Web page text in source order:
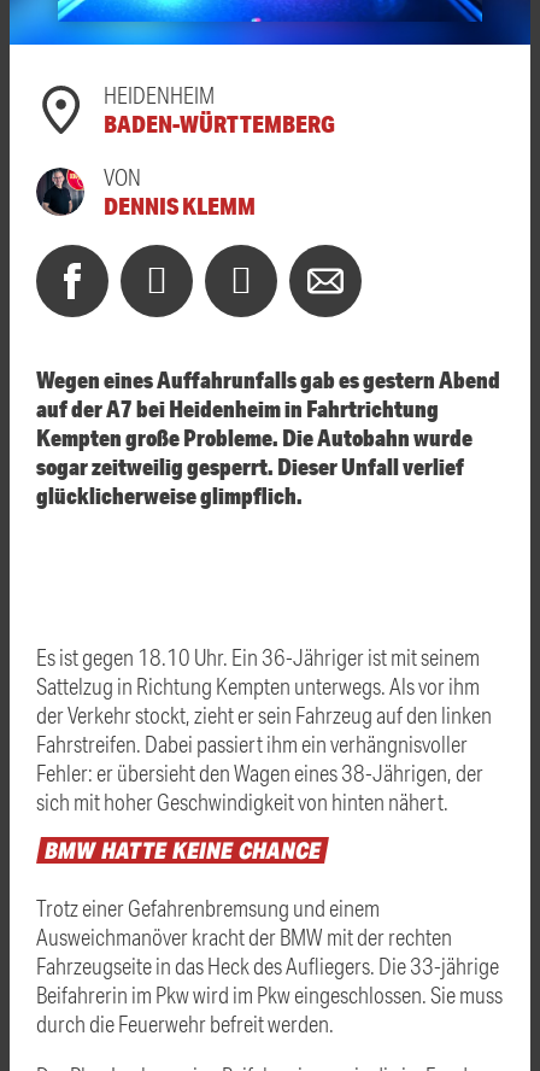
HEIDENHEIM
BADEN-WÜRTTEMBERG
VON
DENNIS KLEMM
Wegen eines Auffahrunfalls gab es gestern Abend
auf der A7 bei Heidenheim in Fahrtrichtung
Kempten große Probleme. Die Autobahn wurde
sogar zeitweilig gesperrt. Dieser Unfall verlief
glücklicherweise glimpflich.
Es ist gegen 18.10 Uhr. Ein 36-Jähriger ist mit seinem
Sattelzug in Richtung Kempten unterwegs. Als vor ihm
der Verkehr stockt, zieht er sein Fahrzeug auf den linken
Fahrstreifen. Dabei passiert ihm ein verhängnisvoller
Fehler: er übersieht den Wagen eines 38-Jährigen, der
sich mit hoher Geschwindigkeit von hinten nähert.
BMWHATTEKEINECHANCE
Trotz einer Gefahrenbremsung und einem
Ausweichmanöver kracht der BMW mit der rechten
Fahrzeugseite in das Heck des Aufliegers. Die 33-jährige
Beifahrerin im Pkw wird im Pkw eingeschlossen. Sie muss
durch die Feuerwehr befreit werden.